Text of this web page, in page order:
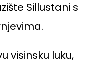
Sillustani s
visinsku luku,